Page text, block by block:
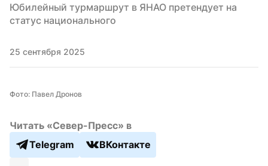
Юбилейный турмаршрут в ЯНАО претендует на
статус национального
25 сентября 2025
Фото: Павел Дронов
Читать «Север-Пресс» в
Telegram
ВКонтакте